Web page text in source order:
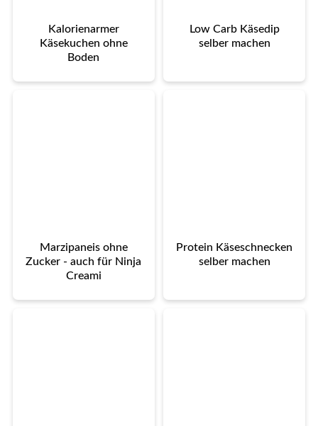
Kalorienarmer
Käsekuchen ohne
Boden
Low Carb Käsedip
selber machen
Marzipaneis ohne
Zucker - auch für Ninja
Creami
Protein Käseschnecken
selber machen